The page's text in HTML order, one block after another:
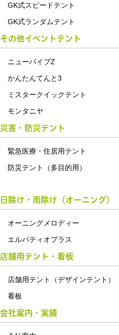
GK式スピードテント
GK式ランダムテント
その他イベントテント
ニューパイプZ
かんたんてんと3
ミスタークイックテント
モンタニヤ
災害・防災テント
緊急医療・住居用テント
防災テント（多目的用）
日除け・雨除け（オーニング）
オーニングメロディー
エルパティオプラス
店舗用テント・看板
店舗用テント（デザインテント）
看板
会社案内・実績